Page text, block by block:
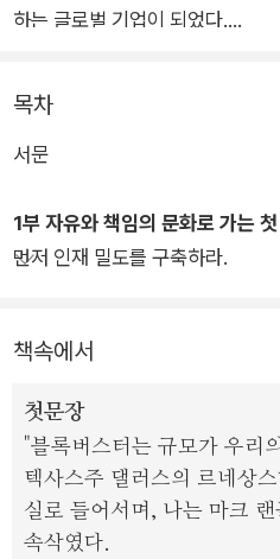
하는 글로벌 기업이 되었다.
넷플릭스는 DVD 대여 서비스에
업을 전환하고, 2013년 <하우스
제작까지 나서며, 시대 흐름에 발
업 생태계가 변할 때 도태되는 것
는 비즈니스 환경에서도 변화에
는 리드 헤이스팅스는 넷플릭스의
책임 문화’를 꼽는다. 넷플릭스엔
시간이 없다. 휴가와 경비에 관한
말단 직원도 자유롭게 의사를 결
서명한다. 규칙이 없다는 게 규칙
영되는 것처럼 보이는 넷플릭스
목차
서문
1부 자유와 책임의 문화로 가는 첫
먼저 인재 밀도를 구축하라.
책속에서
첫문장
"블록버스터는 규모가 우리
텍사스주 댈러스의 르네상
실로 들어서며, 나는 마크 랜
속삭였다.